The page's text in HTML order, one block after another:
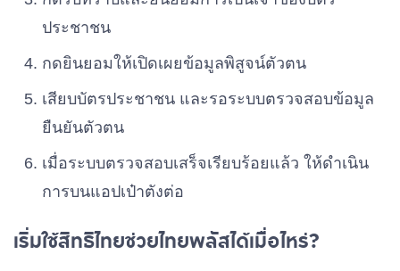
ประชาชน
กดยินยอมให้เปิดเผยข้อมูลพิสูจน์ตัวตน
เสียบบัตรประชาชน และรอระบบตรวจสอบข้อมูล
ยืนยันตัวตน
เมื่อระบบตรวจสอบเสร็จเรียบร้อยแล้ว ให้ดำเนิน
การบนแอปเป๋าตังต่อ
เริ่มใช้สิทธิไทยช่วยไทยพลัสได้เมื่อไหร่?